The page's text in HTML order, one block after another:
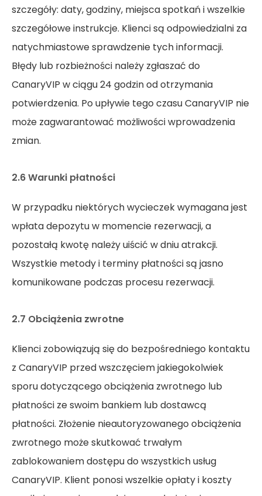
szczegóły: daty, godziny, miejsca spotkań i wszelkie
szczegółowe instrukcje. Klienci są odpowiedzialni za
natychmiastowe sprawdzenie tych informacji.
Błędy lub rozbieżności należy zgłaszać do
CanaryVIP w ciągu 24 godzin od otrzymania
potwierdzenia. Po upływie tego czasu CanaryVIP nie
może zagwarantować możliwości wprowadzenia
zmian.
2.6 Warunki płatności
W przypadku niektórych wycieczek wymagana jest
wpłata depozytu w momencie rezerwacji, a
pozostałą kwotę należy uiścić w dniu atrakcji.
Wszystkie metody i terminy płatności są jasno
komunikowane podczas procesu rezerwacji.
2.7 Obciążenia zwrotne
Klienci zobowiązują się do bezpośredniego kontaktu
z CanaryVIP przed wszczęciem jakiegokolwiek
sporu dotyczącego obciążenia zwrotnego lub
płatności ze swoim bankiem lub dostawcą
płatności. Złożenie nieautoryzowanego obciążenia
zwrotnego może skutkować trwałym
zablokowaniem dostępu do wszystkich usług
CanaryVIP. Klient ponosi wszelkie opłaty i koszty